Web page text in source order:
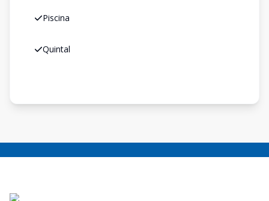
Piscina
Quintal